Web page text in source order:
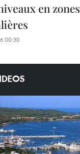
en zones
00:30